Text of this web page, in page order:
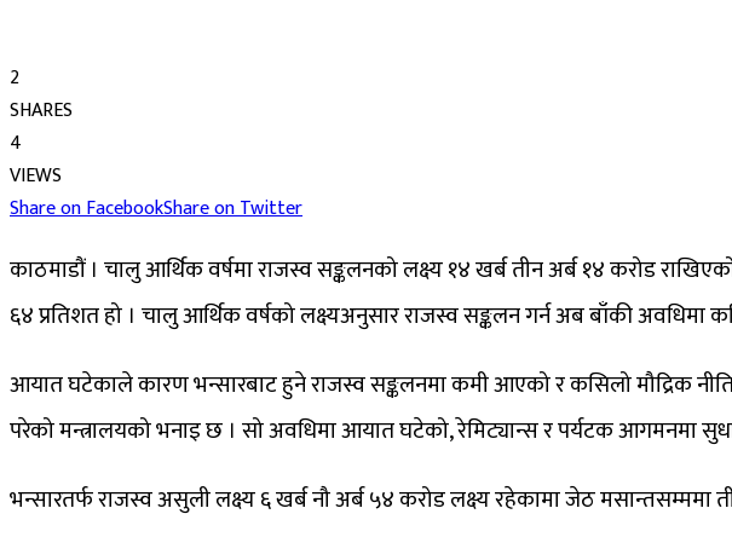
2
SHARES
4
VIEWS
Share on FacebookShare on Twitter
काठमाडौं । चालु आर्थिक वर्षमा राजस्व सङ्कलनको लक्ष्य १४ खर्ब तीन अर्ब १४ करोड
६४ प्रतिशत हो । चालु आर्थिक वर्षको लक्ष्यअनुसार राजस्व सङ्कलन गर्न अब बाँकी अवधिमा
आयात घटेकाले कारण भन्सारबाट हुने राजस्व सङ्कलनमा कमी आएको र कसिलो मौद्रिक नीति
परेको मन्त्रालयको भनाइ छ । सो अवधिमा आयात घटेको, रेमिट्यान्स र पर्यटक आगमनमा
भन्सारतर्फ राजस्व असुली लक्ष्य ६ खर्ब नौ अर्ब ५४ करोड लक्ष्य रहेकामा जेठ मसान्तसम्ममा